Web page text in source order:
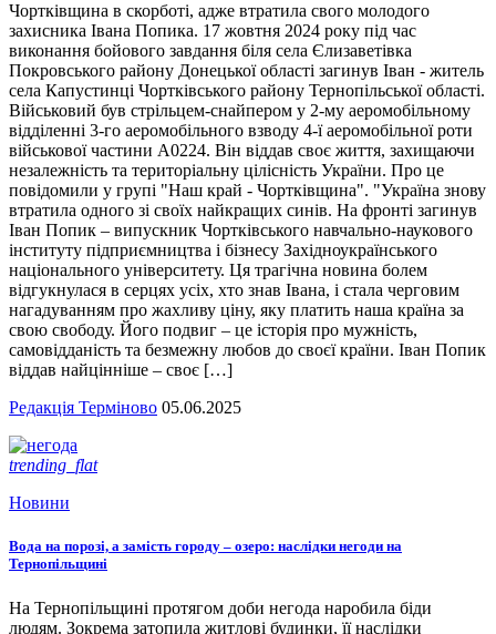
Чортківщина в скорботі, адже втратила свого молодого
захисника Івана Попика. 17 жовтня 2024 року під час
виконання бойового завдання біля села Єлизаветівка
Покровського району Донецької області загинув Іван - житель
села Капустинці Чортківського району Тернопільської області.
Військовий був стрільцем-снайпером у 2-му аеромобільному
відділенні 3-го аеромобільного взводу 4-ї аеромобільної роти
військової частини А0224. Він віддав своє життя, захищаючи
незалежність та територіальну цілісність України. Про це
повідомили у групі "Наш край - Чортківщина". "Україна знову
втратила одного зі своїх найкращих синів. На фронті загинув
Іван Попик – випускник Чортківського навчально-наукового
інституту підприємництва і бізнесу Західноукраїнського
національного університету. Ця трагічна новина болем
відгукнулася в серцях усіх, хто знав Івана, і стала черговим
нагадуванням про жахливу ціну, яку платить наша країна за
свою свободу. Його подвиг – це історія про мужність,
самовідданість та безмежну любов до своєї країни. Іван Попик
віддав найцінніше – своє […]
Редакція Терміново 05.06.2025
trending_flat
Новини
Вода на порозі, а замість городу – озеро: наслідки негоди на
Тернопільщині
На Тернопільщині протягом доби негода наробила біди
людям. Зокрема затопила житлові будинки, її наслідки